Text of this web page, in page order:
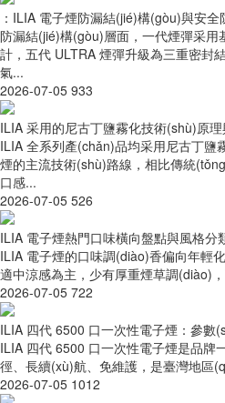
：ILIA 電子煙防漏結(jié)構(gòu)與安
防漏結(jié)構(gòu)層面，一代煙彈采用
計，五代 ULTRA 煙彈升級為三重密封
氣...
2026-07-05 933
ILIA 采用的尼古丁鹽霧化技術(shù)原
ILIA 全系列產(chǎn)品均采用尼古丁鹽
煙的主流技術(shù)路線，相比傳統
口感...
2026-07-05 526
ILIA 電子煙熱門口味橫向盤點與風格分
ILIA 電子煙的口味調(diào)香偏向年輕
適中涼感為主，少有厚重煙草調(diào)
2026-07-05 722
ILIA 四代 6500 口一次性電子煙：參數
ILIA 四代 6500 口一次性電子煙是品牌
徑、長續(xù)航、免維護，是臺灣地區
2026-07-05 1012